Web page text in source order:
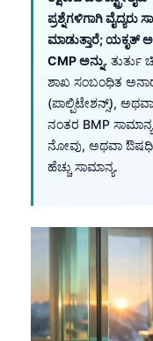
ಪ್ರಶ್ನೆಗಳಿಗಾಗಿ
ಮಾಡುತ್ತಾರೆ; ಯಕೃತ್
CMP ಅನ್ನು. ತುರ್ತು
ಶಾಖ ಸಂಬಂಧಿತ
(ಪಾಲ್ಪಿಟೇಶನ್ಸ್),
ನಂತರ BMP
ನೋವು, ಅಥವಾ ಔಷಧಿ
ಹೆಚ್ಚು ಸಾಮಾನ್ಯ.
Tiếng Việt
Tagalog
ไทย
ဗမာစာ
Kiswahili
አማርኛ
Українська
O‘zbekcha
Català
Қазақ тілі